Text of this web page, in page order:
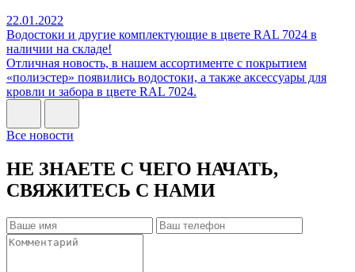
22.01.2022
Водостоки и другие комплектующие в цвете RAL 7024 в
наличии на складе!
Отличная новость, в нашем ассортименте с покрытием
«полиэстер» появились водостоки, а также аксессуары для
кровли и забора в цвете RAL 7024.
Все новости
НЕ ЗНАЕТЕ С ЧЕГО НАЧАТЬ,
СВЯЖИТЕСЬ С НАМИ